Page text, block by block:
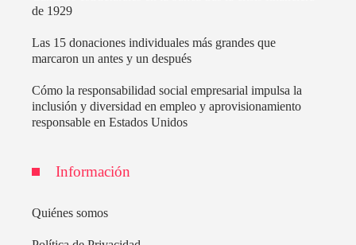
de 1929
Las 15 donaciones individuales más grandes que
marcaron un antes y un después
Cómo la responsabilidad social empresarial impulsa la
inclusión y diversidad en empleo y aprovisionamiento
responsable en Estados Unidos
Información
Quiénes somos